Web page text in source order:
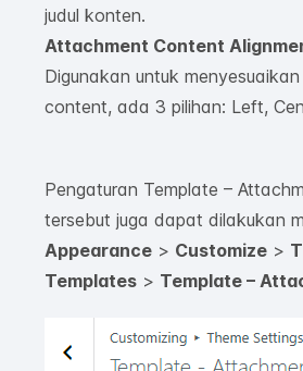
judul konten.
Attachment Content
Digunakan untuk
content, ada 3 pilihan: Left,
Pengaturan Template –
tersebut juga dapat dilakukan
Appearance > Customize >
Templates > Template –